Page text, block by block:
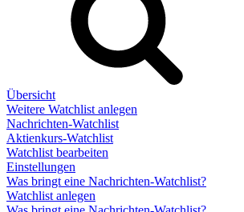
Übersicht
Weitere Watchlist anlegen
Nachrichten-Watchlist
Aktienkurs-Watchlist
Watchlist bearbeiten
Einstellungen
Was bringt eine Nachrichten-Watchlist?
Watchlist anlegen